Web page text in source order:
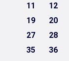
11
12
19
20
27
28
35
36